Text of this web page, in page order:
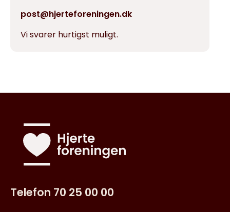
post@hjerteforeningen.dk
Vi svarer hurtigst muligt.
Telefon 70 25 00 00